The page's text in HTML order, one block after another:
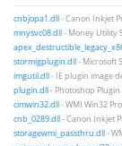
cnbjopa1.dll- Canon Inkjet
mnysvc08.dll- Money Utility
stormigplugin.dll- Microsoft
imgutil.dll- IE plugin image
plugin.dll- Photoshop Plugin
cimwin32.dll- WMI Win32
cnb_0289.dll- Canon Inkjet
storagewmi_passthru.dll-